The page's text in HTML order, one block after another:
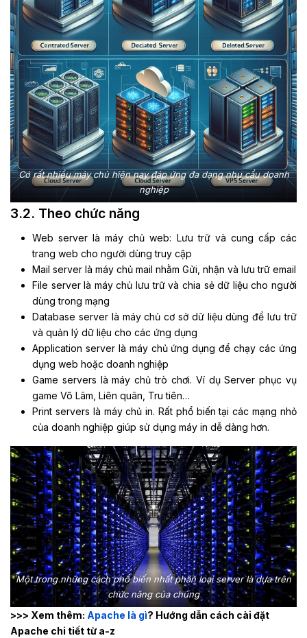
Có rất nhiều máy chủ hiện nay đáp ứng đa dạng nhu cầu doanh
nghiệp
3.2. Theo chức năng
Web server là máy chủ web: Lưu trữ và cung cấp các
trang web cho người dùng truy cập
Mail server là máy chủ mail nhằm Gửi, nhận và lưu trữ email
File server là máy chủ lưu trữ và chia sẻ dữ liệu cho người
dùng trong mạng
Database server là máy chủ cơ sở dữ liệu dùng để lưu trữ
và quản lý dữ liệu cho các ứng dụng
Application server là máy chủ ứng dụng để chạy các ứng
dụng web hoặc doanh nghiệp
Game servers là máy chủ trò chơi. Ví dụ Server phục vụ
game Võ Lâm, Liên quân, Tru tiên…
Print servers là máy chủ in. Rất phổ biến tại các mạng nhỏ
của doanh nghiệp giúp sử dụng máy in dễ dàng hơn.
Một trong những cách phổ biến nhất phân loại server là dựa trên
chức năng của chúng
>>> Xem thêm: Apache là gì? Hướng dẫn cách cài đặt
Apache chi tiết từ a-z